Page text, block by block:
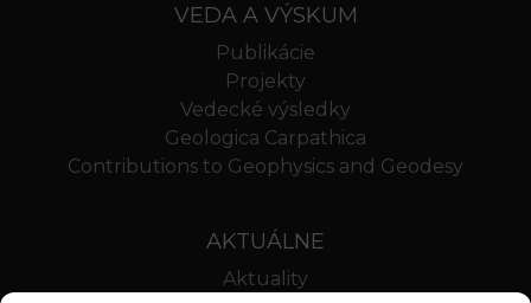
VEDA A VÝSKUM
Publikácie
Projekty
Vedecké výsledky
Geologica Carpathica
Contributions to Geophysics and Geodesy
AKTUÁLNE
Aktuality